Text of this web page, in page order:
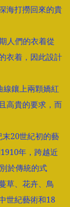
海打撈回來的貴
人們的衣着從
衣着，因此設計
鑲上兩顆嬌紅
高貴的要求，而
20世紀初的藝
年，跨越近
於傳統的式
草、花卉、鳥
世紀藝術和18